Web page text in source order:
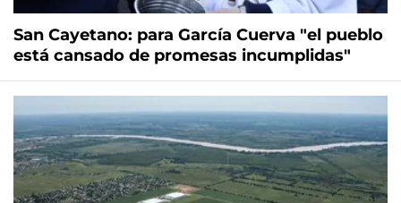
San Cayetano: para García Cuerva "el pueblo
está cansado de promesas incumplidas"